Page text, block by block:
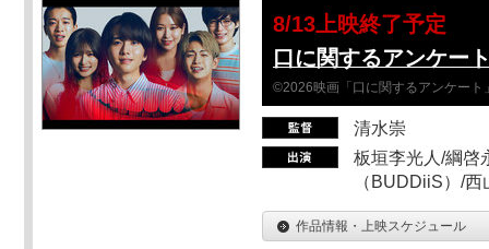
8/13上映終了予定
口に関するアンケー
©2026映画「口に関するアンケート
清水崇
板垣李光人/綱啓
（BUDDiiS）/
作品情報・上映スケジュール